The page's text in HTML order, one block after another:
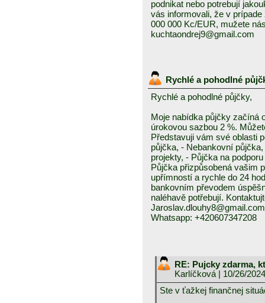
podnikat nebo potrebují
vás informovali, že v
000 000 Kc/EUR, mužete
kuchtaondrej9@gmail.com
Rychlé a pohodlné
Rychlé a pohodlné půjčky,
Moje nabídka půjčky začíná
úrokovou sazbou 2 %.
Představuji vám své oblasti
půjčka, - Nebankovní
projekty, - Půjčka na
Půjčka přizpůsobená vašim
upřímností a rychle do 24
bankovním převodem
naléhavě potřebují.
Jaroslav.dlouhy8@gmail.com
Whatsapp: +420607347208
RE: Pujcky zdarma,
Karlíčková | 10/26/
Ste v ťažkej finančnej